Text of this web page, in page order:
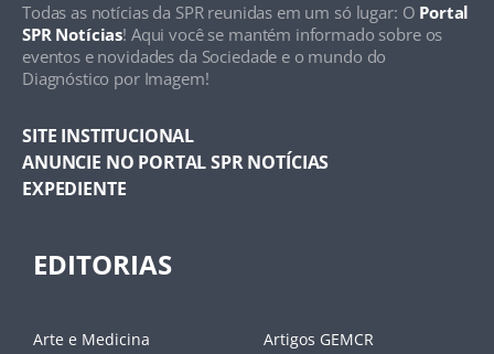
Todas as notícias da SPR reunidas em um só lugar: O Portal
SPR Notícias! Aqui você se mantém informado sobre os
eventos e novidades da Sociedade e o mundo do
Diagnóstico por Imagem!
SITE INSTITUCIONAL
ANUNCIE NO PORTAL SPR NOTÍCIAS
EXPEDIENTE
EDITORIAS
Arte e Medicina Artigos GEMCR